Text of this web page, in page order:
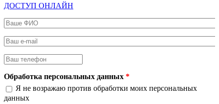
ДОСТУП ОНЛАЙН
Ваше ФИО
Ваш e-mail
Ваш телефон
Обработка персональных данных *
Я не возражаю против обработки моих персональных
данных